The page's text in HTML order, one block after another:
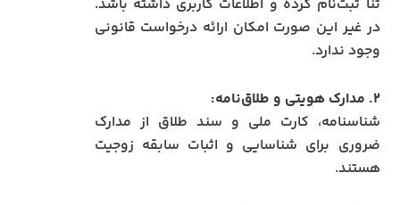
ثنا ثبت‌نام کرده و اطلاعات کاربری داشته باشد.
در غیر این صورت امکان ارائه درخواست قانونی
وجود ندارد.
۲. مدارک هویتی و طلاق‌نامه:
شناسنامه، کارت ملی و سند طلاق از مدارک
ضروری برای شناسایی و اثبات سابقه زوجیت
هستند.